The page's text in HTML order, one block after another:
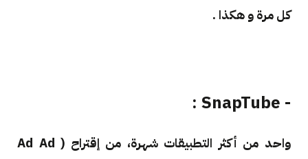
كل مرة و هكذا .
- SnapTube :
واحد من أكثر التطبيقات شهرة، من إقتراح ( Ad Ad